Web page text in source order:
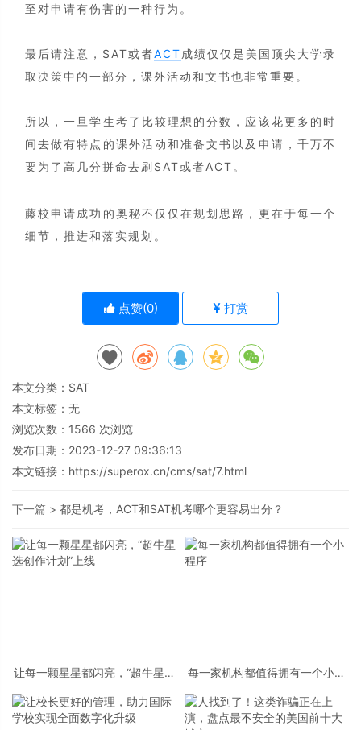
至对申请有伤害的一种行为。
最后请注意，SAT或者ACT成绩仅仅是美国顶尖大学录
取决策中的一部分，课外活动和文书也非常重要。
所以，一旦学生考了比较理想的分数，应该花更多的时
间去做有特点的课外活动和准备文书以及申请，千万不
要为了高几分拼命去刷SAT或者ACT。
藤校申请成功的奥秘不仅仅在规划思路，更在于每一个
细节，推进和落实规划。
点赞(0) 打赏
本文分类： SAT
本文标签：无
浏览次数： 1566 次浏览
发布日期：2023-12-27 09:36:13
本文链接： https://superox.cn/cms/sat/7.html
下一篇 > 都是机考，ACT和SAT机考哪个更容易出分？
让每一颗星星都闪亮，“超牛星选
每一家机构都值得拥有一个小程